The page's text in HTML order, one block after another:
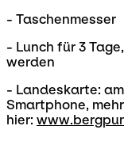
- Taschenmesser
- Lunch für 3
werden
- Landeskarte:
Smartphone,
hier: